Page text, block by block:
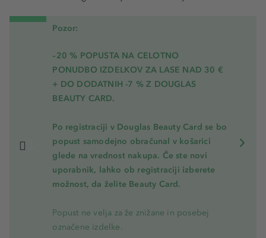
Pozor:
–20 % POPUSTA NA CELOTNO
PONUDBO IZDELKOV ZA LASE NAD 30 €
+ DO DODATNIH -7 % Z DOUGLAS
BEAUTY CARD.
Po registraciji v Douglas Beauty Card se bo
popust samodejno obračunal v košarici
glede na vrednost nakupa. Če ste novi
uporabnik, lahko ob registraciji izberete
možnost, da želite Beauty Card.
Popust ne velja za že znižane in posebej
označene izdelke.